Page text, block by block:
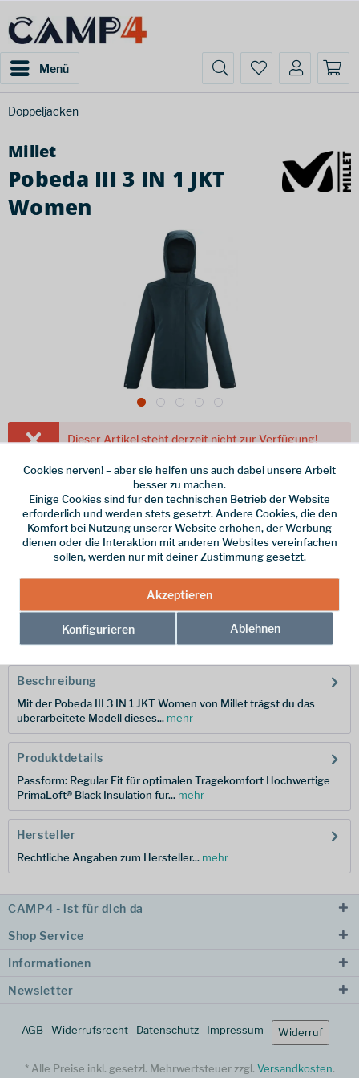
Menü
Doppeljacken
Millet
Pobeda III 3 IN 1 JKT
Women
Dieser Artikel steht derzeit nicht zur Verfügung!
329,95 € *
inkl. MwSt./ Versandkostenfrei!
Farbe
Größe
Hersteller-Nr.:
Beschreibung
Mit der Pobeda III 3 IN 1 JKT Women von Millet trägst du das
überarbeitete Modell dieses... mehr
Produktdetails
Passform: Regular Fit für optimalen Tragekomfort Hochwertige
PrimaLoft® Black Insulation für... mehr
Hersteller
Rechtliche Angaben zum Hersteller... mehr
CAMP4 - ist für dich da
Shop Service
Informationen
Newsletter
AGB Widerrufsrecht Datenschutz Impressum Widerruf
* Alle Preise inkl. gesetzl. Mehrwertsteuer zzgl. Versandkosten.
Cookies nerven! – aber sie helfen uns auch dabei unsere Arbeit
besser zu machen.
Einige Cookies sind für den technischen Betrieb der Website
erforderlich und werden stets gesetzt. Andere Cookies, die den
Komfort bei Nutzung unserer Website erhöhen, der Werbung
dienen oder die Interaktion mit anderen Websites vereinfachen
sollen, werden nur mit deiner Zustimmung gesetzt.
Akzeptieren
Konfigurieren Ablehnen